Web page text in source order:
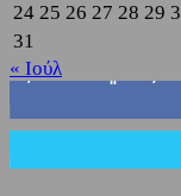
24 25 26 27 28 29
31
« Ιούλ
3,822